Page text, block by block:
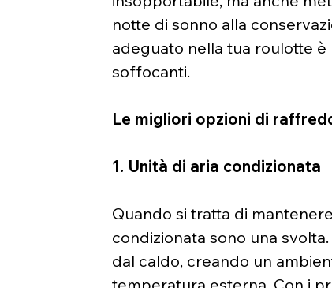
notte di sonno alla
adeguato nella tua roulotte
soffocanti.
Le migliori opzioni di
1. Unità di aria condizionata
Quando si tratta di
condizionata sono una
dal caldo, creando un